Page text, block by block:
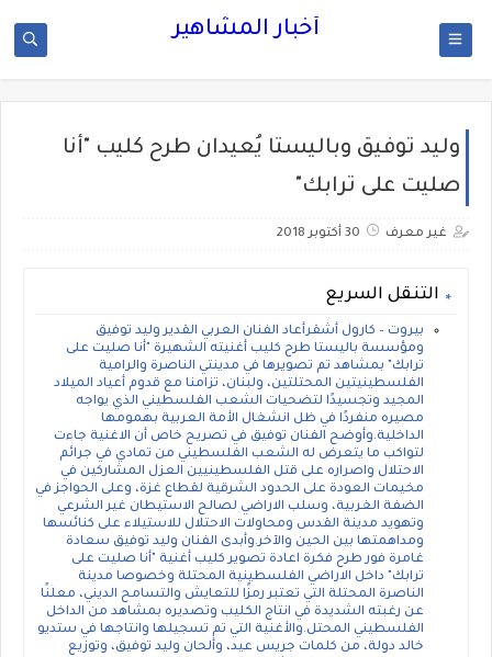
أخبار المشاهير
وليد توفيق وباليستا يُعيدان طرح كليب "أنا
صليت على ترابك"‎
غير معرف 30 أكتوبر 2018
التنقل السريع
بيروت – كارول أشقرأعاد الفنان العربي القدير وليد توفيق
ومؤسسة باليستا طرح كليب أغنيته الشهيرة "أنا صليت على
ترابك" بمشاهد تم تصويرها في مدينتي الناصرة والرامية
الفلسطينيتين المحتلتين، ولبنان، تزامنا مع قدوم أعياد الميلاد
المجيد وتجسيدًا لتضحيات الشعب الفلسطيني الذي يواجه
مصيره منفردًا في ظل انشغال الأمة العربية بهمومها
الداخلية.وأوضح الفنان توفيق في تصريح خاص أن الاغنية جاءت
لتواكب ما يتعرض له الشعب الفلسطيني من تمادي في جرائم
الاحتلال واصراره على قتل الفلسطينيين العزل المشاركين في
مخيمات العودة على الحدود الشرقية لقطاع غزة، وعلى الحواجز في
الضفة الغربية، وسلب الاراضي لصالح الاستيطان غير الشرعي
وتهويد مدينة القدس ومحاولات الاحتلال للاستيلاء على كنائسها
ومداهمتها بين الحين والآخر.وأبدى الفنان وليد توفيق سعادة
غامرة فور طرح فكرة اعادة تصوير كليب أغنية "أنا صليت على
ترابك" داخل الاراضي الفلسطينية المحتلة وخصوصا مدينة
الناصرة المحتلة التي تعتبر رمزًا للتعايش والتسامح الديني، معلنًا
عن رغبته الشديدة في انتاج الكليب وتصديره بمشاهد من الداخل
الفلسطيني المحتل.والأغنية التي تم تسجيلها وانتاجها في ستديو
خالد دولة، من كلمات جريس عيد، وألحان وليد توفيق، وتوزيع